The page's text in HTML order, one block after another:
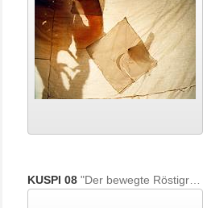
KUSPI 08"Der bewegte Röstigraben"